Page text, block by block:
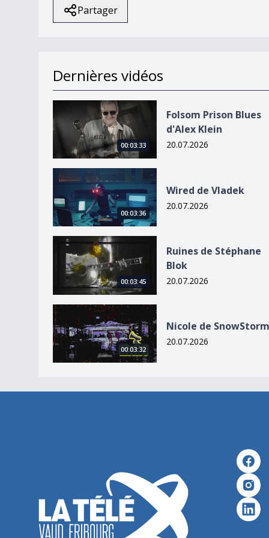
Partager
Dernières vidéos
Folsom Prison Blues d&#039;Alex Klein
00:03:33
Folsom Prison Blues
d'Alex Klein
20.07.2026
Wired de Vladek
00:03:36
Wired de Vladek
20.07.2026
Ruines de Stéphane Blok
00:03:45
Ruines de Stéphane
Blok
20.07.2026
Nicole de SnowStorm
00:03:32
Nicole de SnowStorm
20.07.2026